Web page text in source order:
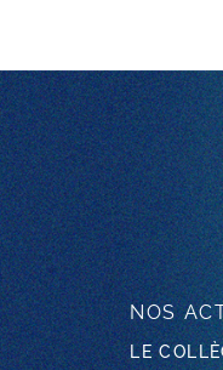
NOS
LE